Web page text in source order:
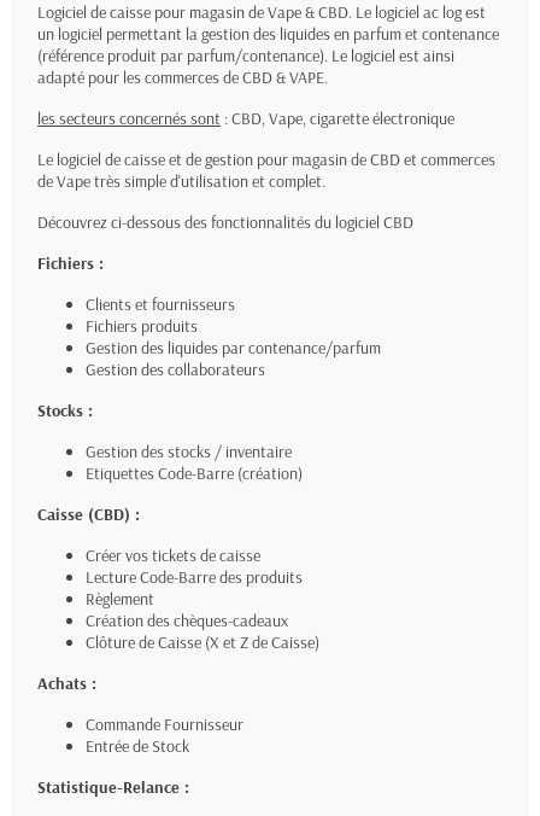
Logiciel de caisse pour magasin de Vape & CBD. Le logiciel ac log est
un logiciel permettant la gestion des liquides en parfum et contenance
(référence produit par parfum/contenance). Le logiciel est ainsi
adapté pour les commerces de CBD & VAPE.
les secteurs concernés sont : CBD, Vape, cigarette électronique
Le logiciel de caisse et de gestion pour magasin de CBD et commerces
de Vape très simple d'utilisation et complet.
Découvrez ci-dessous des fonctionnalités du logiciel CBD
Fichiers :
Clients et fournisseurs
Fichiers produits
Gestion des liquides par contenance/parfum
Gestion des collaborateurs
Stocks :
Gestion des stocks / inventaire
Etiquettes Code-Barre (création)
Caisse (CBD) :
Créer vos tickets de caisse
Lecture Code-Barre des produits
Règlement
Création des chèques-cadeaux
Clôture de Caisse (X et Z de Caisse)
Achats :
Commande Fournisseur
Entrée de Stock
Statistique-Relance :